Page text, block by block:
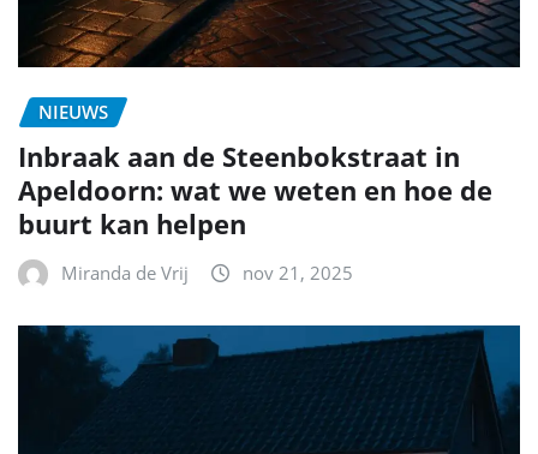
NIEUWS
Inbraak aan de Steenbokstraat in
Apeldoorn: wat we weten en hoe de
buurt kan helpen
Miranda de Vrij nov 21, 2025